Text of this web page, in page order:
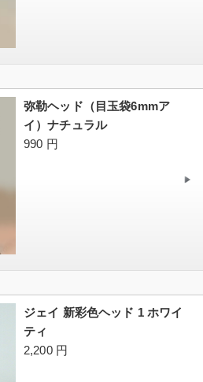
弥勒ヘッド（目玉袋6mmア
イ）ナチュラル
990 円
ジェイ 新彩色ヘッド 1 ホワイ
ティ
2,200 円